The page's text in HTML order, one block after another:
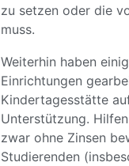
zu setzen oder die
muss.
Weiterhin haben
Einrichtungen
Kindertagesstätte
Unterstützung.
zwar ohne Zinsen
Studierenden